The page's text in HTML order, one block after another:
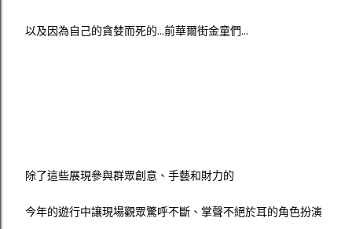
以及因為自己的貪婪而死的...前華爾街金童們...
除了這些展現參與群眾創意、手藝和財力的
今年的遊行中讓現場觀眾驚呼不斷、掌聲不絕於耳的角色扮演